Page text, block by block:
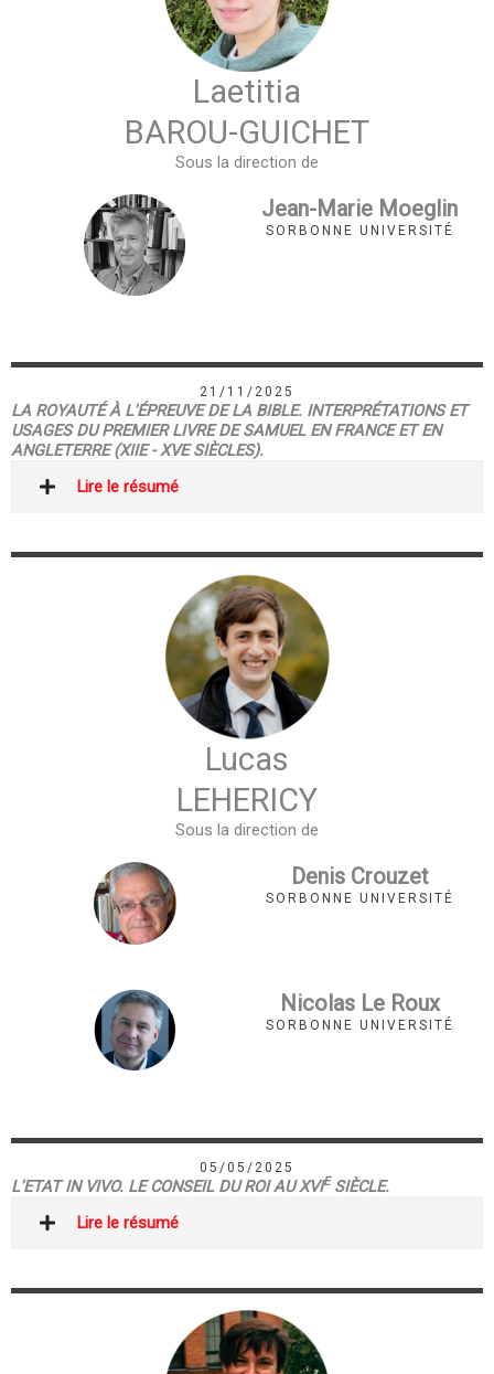
Laetitia
BAROU-GUICHET
Sous la direction de
Jean-Marie Moeglin
SORBONNE UNIVERSITÉ
21/11/2025
LA ROYAUTÉ À L'ÉPREUVE DE LA BIBLE. INTERPRÉTATIONS ET
USAGES DU PREMIER LIVRE DE SAMUEL EN FRANCE ET EN
ANGLETERRE (XIIE - XVE SIÈCLES).
Lire le résumé
Lucas
LEHERICY
Sous la direction de
Denis Crouzet
SORBONNE UNIVERSITÉ
Nicolas Le Roux
SORBONNE UNIVERSITÉ
05/05/2025
L'ETAT IN VIVO. LE CONSEIL DU ROI AU XVIESIÈCLE.
Lire le résumé